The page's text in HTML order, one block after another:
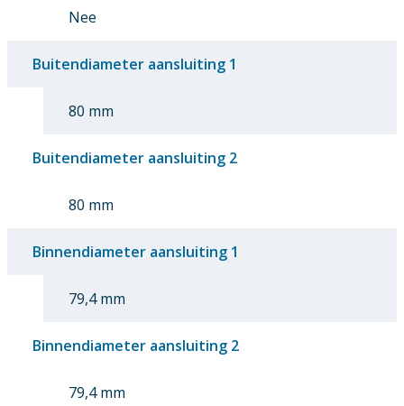
Nee
Buitendiameter aansluiting 1
80 mm
Buitendiameter aansluiting 2
80 mm
Binnendiameter aansluiting 1
79,4 mm
Binnendiameter aansluiting 2
79,4 mm